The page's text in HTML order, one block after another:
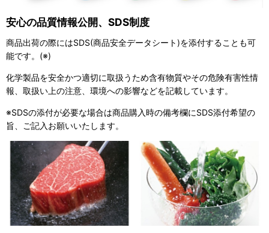
安心の品質情報公開、SDS制度
商品出荷の際にはSDS(商品安全データシート)を添付することも可
能です。(※)
化学製品を安全かつ適切に取扱うため含有物質やその危険有害性情
報、取扱い上の注意、環境への影響などを記載しています。
※SDSの添付が必要な場合は商品購入時の備考欄にSDS添付希望の
旨、ご記入お願いいたします。